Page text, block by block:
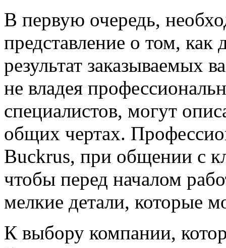
В первую очередь,
представление о том,
результат заказываемых
не владея
специалистов, могут
общих чертах.
Buckrus, при общении с
чтобы перед началом
мелкие детали, которые
К выбору компании,